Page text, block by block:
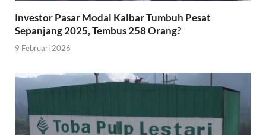
Investor Pasar Modal Kalbar Tumbuh Pesat
Sepanjang 2025, Tembus 258 Orang?
9 Februari 2026